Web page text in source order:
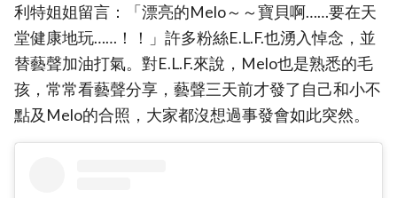
利特姐姐留言：「漂亮的Melo～～寶貝啊……要在天
堂健康地玩……！！」許多粉絲E.L.F.也湧入悼念，並
替藝聲加油打氣。對E.L.F.來說，Melo也是熟悉的毛
孩，常常看藝聲分享，藝聲三天前才發了自己和小不
點及Melo的合照，大家都沒想過事發會如此突然。